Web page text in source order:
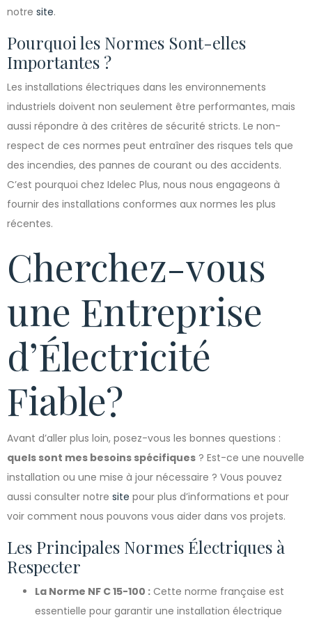
notre site.
Pourquoi les Normes Sont-elles
Importantes ?
Les installations électriques dans les environnements
industriels doivent non seulement être performantes, mais
aussi répondre à des critères de sécurité stricts. Le non-
respect de ces normes peut entraîner des risques tels que
des incendies, des pannes de courant ou des accidents.
C’est pourquoi chez Idelec Plus, nous nous engageons à
fournir des installations conformes aux normes les plus
récentes.
Cherchez-vous
une Entreprise
d’Électricité
Fiable?
Avant d’aller plus loin, posez-vous les bonnes questions :
quels sont mes besoins spécifiques ? Est-ce une nouvelle
installation ou une mise à jour nécessaire ? Vous pouvez
aussi consulter notre site pour plus d’informations et pour
voir comment nous pouvons vous aider dans vos projets.
Les Principales Normes Électriques à
Respecter
La Norme NF C 15-100 : Cette norme française est
essentielle pour garantir une installation électrique